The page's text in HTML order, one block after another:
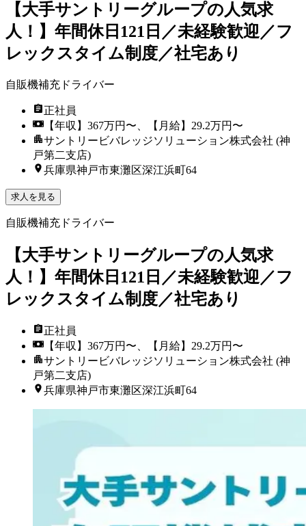
【大手サントリーグループの人気求
人！】年間休日121日／未経験歓迎／フ
レックスタイム制度／社宅あり
自販機補充ドライバー
正社員
【年収】367万円〜、【月給】29.2万円〜
サントリービバレッジソリューション株式会社 (神
戸第二支店)
兵庫県神戸市東灘区深江浜町64
求人を見る
自販機補充ドライバー
【大手サントリーグループの人気求
人！】年間休日121日／未経験歓迎／フ
レックスタイム制度／社宅あり
正社員
【年収】367万円〜、【月給】29.2万円〜
サントリービバレッジソリューション株式会社 (神
戸第二支店)
兵庫県神戸市東灘区深江浜町64